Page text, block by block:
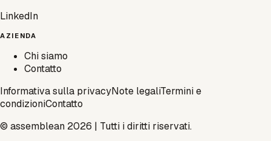
LinkedIn
AZIENDA
Chi siamo
Contatto
Informativa sulla privacyNote legaliTermini e
condizioniContatto
© assemblean 2026 | Tutti i diritti riservati.